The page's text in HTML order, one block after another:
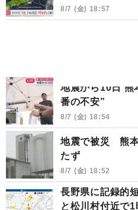
8/7 (金) 18:57
地震から10日
番の不安”
8/7 (金) 18:54
地震で被災 熊
たず
8/7 (金) 18:52
長野県に記録的
と松川村付近で